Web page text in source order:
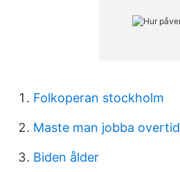
Folkoperan stockholm
Maste man jobba overtid
Biden ålder